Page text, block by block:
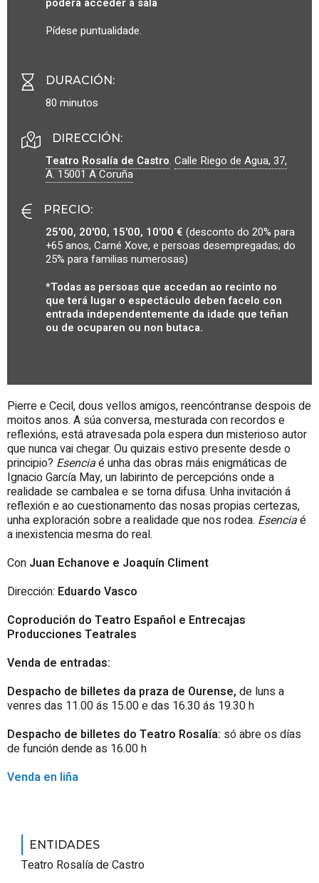
Pídese puntualidade.
DURACIÓN:
80 minutos
DIRECCIÓN:
Teatro Rosalía de Castro. Calle Riego de Agua, 37,
A.15001A Coruña
PRECIO:
25'00, 20'00, 15'00, 10'00 € (desconto do 20% para
+65 anos, Carné Xove, e persoas desempregadas; do
25% para familias numerosas)
*Todas as persoas que accedan ao recinto no
que terá lugar o espectáculo deben facelo con
entrada independentemente da idade que teñan
ou de ocuparen ou non butaca.
Pierre e Cecil, dous vellos amigos, reencóntranse despois de
moitos anos. A súa conversa, mesturada con recordos e
reflexións, está atravesada pola espera dun misterioso autor
que nunca vai chegar. Ou quizais estivo presente desde o
principio? Esenciaé unha das obras máis enigmáticas de
Ignacio García May, un labirinto de percepcións onde a
realidade se cambalea e se torna difusa. Unha invitación á
reflexión e ao cuestionamento das nosas propias certezas,
unha exploración sobre a realidade que nos rodea. Esenciaé
a inexistencia mesma do real.
Con Juan Echanove e Joaquín Climent
Dirección: Eduardo Vasco
Coprodución do Teatro Español e Entrecajas
Producciones Teatrales
Venda de entradas:
Despacho de billetes da praza de Ourense, de luns a
venres das 11.00 ás 15.00 e das 16.30 ás 19.30 h
Despacho de billetes do Teatro Rosalía: só abre os días
de función dende as 16.00 h
Venda en liña
ENTIDADES
Teatro Rosalía de Castro